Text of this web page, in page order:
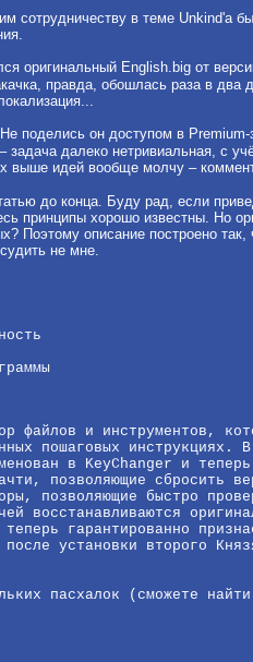
сотрудничеству в теме Unkind'a
оригинальный English.big от
правда, обошлась раза в
Не поделись он доступом в
задача далеко нетривиальная, с
выше идей вообще молчу –
до конца. Буду рад, если
принципы хорошо известны. Но
Поэтому описание построено
не мне.
файлов и инструментов,
пошаговых инструкциях.
в KeyChanger и
позволяющие сбросить
позволяющие быстро
восстанавливаются
теперь гарантированно
после установки второго
пасхалок (сможете